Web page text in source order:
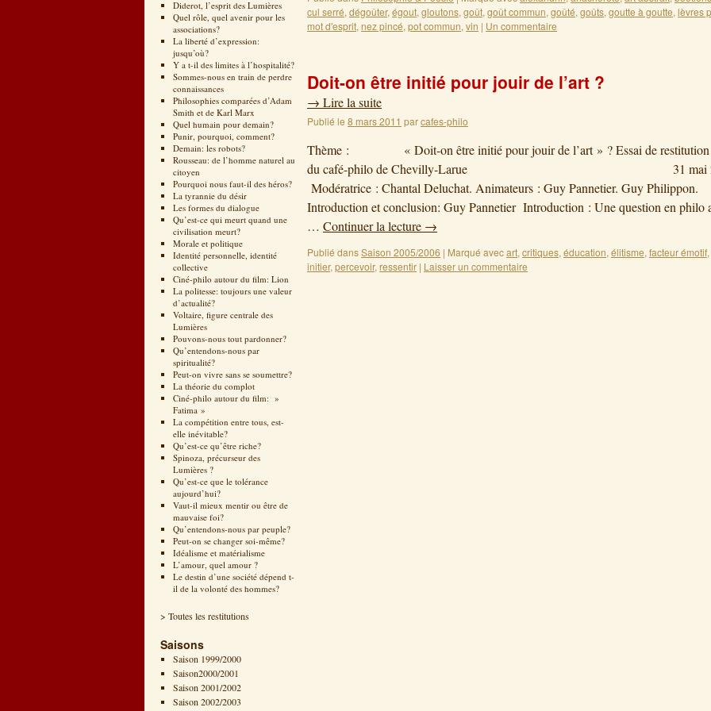
Diderot, l’esprit des Lumières
Quel rôle, quel avenir pour les
associations?
La liberté d’expression:
jusqu’où?
Y a t-il des limites à l’hospitalité?
Sommes-nous en train de perdre
connaissances
Philosophies comparées d’Adam
Smith et de Karl Marx
Quel humain pour demain?
Punir, pourquoi, comment?
Demain: les robots?
Rousseau: de l’homme naturel au
citoyen
Pourquoi nous faut-il des héros?
La tyrannie du désir
Les formes du dialogue
Qu’est-ce qui meurt quand une
civilisation meurt?
Morale et politique
Identité personnelle, identité
collective
Ciné-philo autour du film: Lion
La politesse: toujours une valeur
d’actualité?
Voltaire, figure centrale des
Lumières
Pouvons-nous tout pardonner?
Qu’entendons-nous par
spiritualité?
Peut-on vivre sans se soumettre?
La théorie du complot
Ciné-philo autour du film: »
Fatima »
La compétition entre tous, est-
elle inévitable?
Qu’est-ce qu’être riche?
Spinoza, précurseur des
Lumières ?
Qu’est-ce que le tolérance
aujourd’hui?
Vaut-il mieux mentir ou être de
mauvaise foi?
Qu’entendons-nous par peuple?
Peut-on se changer soi-même?
Idéalisme et matérialisme
L’amour, quel amour ?
Le destin d’une société dépend t-
il de la volonté des hommes?
> Toutes les restitutions
Saisons
Saison 1999/2000
Saison2000/2001
Saison 2001/2002
Saison 2002/2003
cul serré, dégoûter, égout, gloutons, goût, goût commun, goûté, goûts, goutte à goutte, lèvres
mot d'esprit, nez pincé, pot commun, vin | Un commentaire
Doit-on être initié pour jouir de l’art ?
→ Lire la suite
Publié le 8 mars 2011 parcafes-philo
Thème : « Doit-on être initié pour jouir de l’art » ? Essai de restitution
du café-philo de Chevilly-Larue 31 mai
Modératrice : Chantal Deluchat. Animateurs : Guy Pannetier. Guy Philippon.
Introduction et conclusion: Guy Pannetier Introduction : Une question en philo
… Continuer la lecture →
Publié dansSaison 2005/2006 | Marqué avecart, critiques, éducation, élitisme, facteur émotif,
initier, percevoir, ressentir | Laisser un commentaire